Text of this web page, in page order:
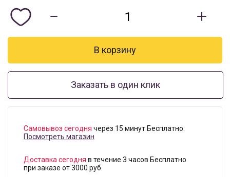
Заказать в один клик
Самовывоз сегодня через 15 минут Бесплатно.
Посмотреть магазин
Доставка сегодня в течение 3 часов Бесплатно
при заказе от 3000 руб.